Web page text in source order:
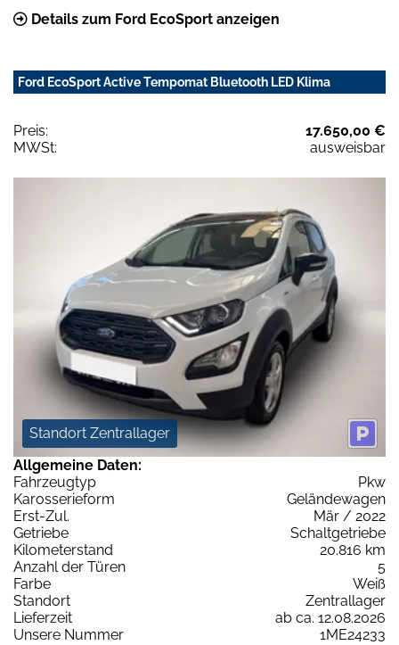
Details zum Ford EcoSport anzeigen
Ford EcoSport Active Tempomat Bluetooth LED Klima
Preis:
17.650,00 €
MWSt:
ausweisbar
Standort Zentrallager
Allgemeine Daten:
Fahrzeugtyp
Pkw
Karosserieform
Geländewagen
Erst-Zul.
Mär / 2022
Getriebe
Schaltgetriebe
Kilometerstand
20.816 km
Anzahl der Türen
5
Farbe
Weiß
Standort
Zentrallager
Lieferzeit
ab ca. 12.08.2026
Unsere Nummer
1ME24233